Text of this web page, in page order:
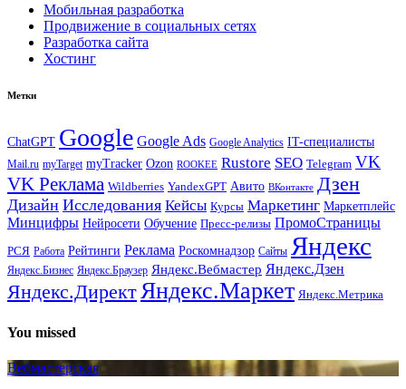
Мобильная разработка
Продвижение в социальных сетях
Разработка сайта
Хостинг
Метки
ChatGPT Google Google Ads Google Analytics IT-специалисты
Mail.ru myTarget myTracker Ozon ROOKEE Rustore SEO Telegram VK
VK Реклама Wildberries YandexGPT Авито ВКонтакте Дзен
Дизайн Исследования Кейсы Курсы Маркетинг Маркетплейс
Минцифры Нейросети Обучение Пресс-релизы ПромоСтраницы
РСЯ Работа Рейтинги Реклама Роскомнадзор Сайты Яндекс
Яндекс.Бизнес Яндекс.Браузер Яндекс.Вебмастер Яндекс.Дзен
Яндекс.ДиректЯндекс.Маркет Яндекс.Метрика
You missed
Вебмастерская